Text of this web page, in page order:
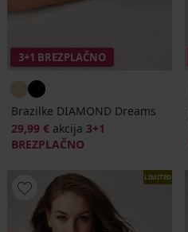
3+1 BREZPLAČNO
Brazilke DIAMOND Dreams
29,99 € akcija 3+1
BREZPLAČNO
LIMITED